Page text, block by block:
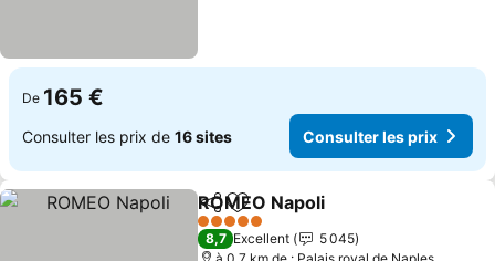
De 165 €
Consulter les prix de 16 sites Consulter les prix
PartagerAjouter à mes favoris
ROMEO Napoli
5 Étoiles
8,7 Excellent
5 045